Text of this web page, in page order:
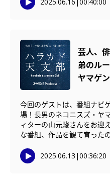
芸人、
弟のル
ヤマゲ
今回のゲストは、番組ナビ
場！長男のネコニスズ・ヤ
ィターの山元駿さんをお迎
な番組、作品を観て育った
2025.06.13 |00:36:20